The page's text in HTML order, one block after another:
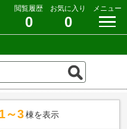
閲覧履歴
0
お気に入り
0
メニュー
1～3 棟を表示